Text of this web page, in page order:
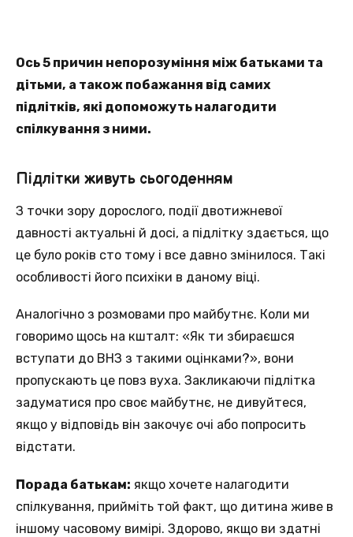
Ось 5 причин непорозуміння між батьками та
дітьми, а також побажання від самих
підлітків, які допоможуть налагодити
спілкування з ними.
Підлітки живуть сьогоденням
З точки зору дорослого, події двотижневої
давності актуальні й досі, а підлітку здається, що
це було років сто тому і все давно змінилося. Такі
особливості його психіки в даному віці.
Аналогічно з розмовами про майбутнє. Коли ми
говоримо щось на кшталт: «Як ти збираєшся
вступати до ВНЗ з такими оцінками?», вони
пропускають це повз вуха. Закликаючи підлітка
задуматися про своє майбутнє, не дивуйтеся,
якщо у відповідь він закочує очі або попросить
відстати.
Порада батькам: якщо хочете налагодити
спілкування, прийміть той факт, що дитина живе в
іншому часовому вимірі. Здорово, якщо ви здатні